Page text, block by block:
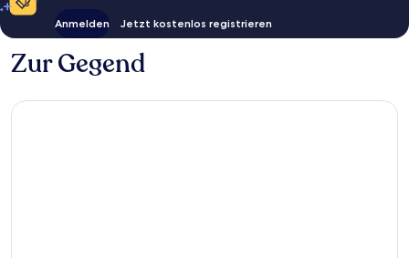
Anmelden Jetzt kostenlos registrieren
Zur Gegend